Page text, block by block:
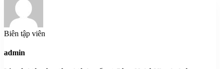
Biên tập viên
admin